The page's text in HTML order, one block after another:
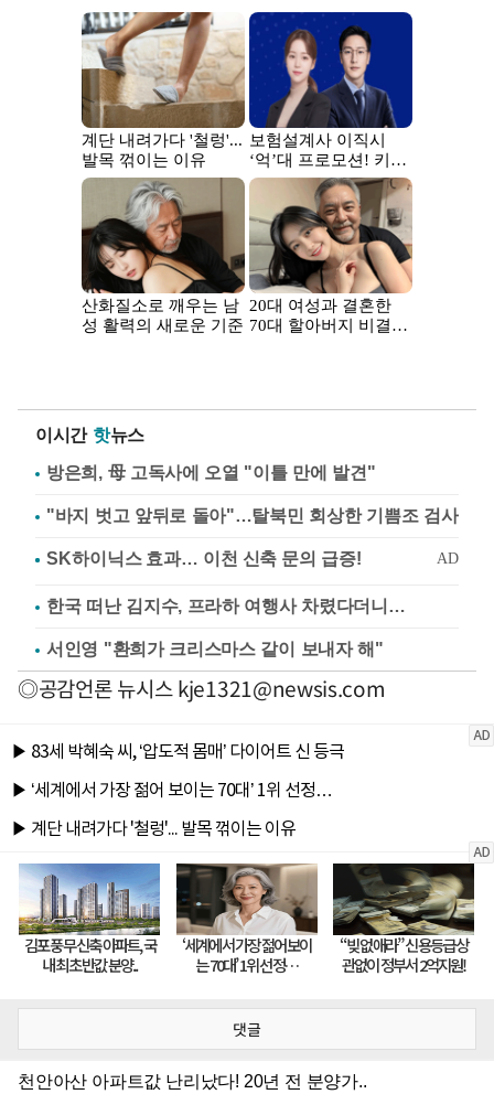
이시간 핫뉴스
방은희, 母 고독사에 오열 "이틀 만에 발견"
"바지 벗고 앞뒤로 돌아"…탈북민 회상한 기쁨조 검사
한국 떠난 김지수, 프라하 여행사 차렸다더니…
서인영 "환희가 크리스마스 같이 보내자 해"
◎공감언론 뉴시스kje1321@newsis.com
댓글